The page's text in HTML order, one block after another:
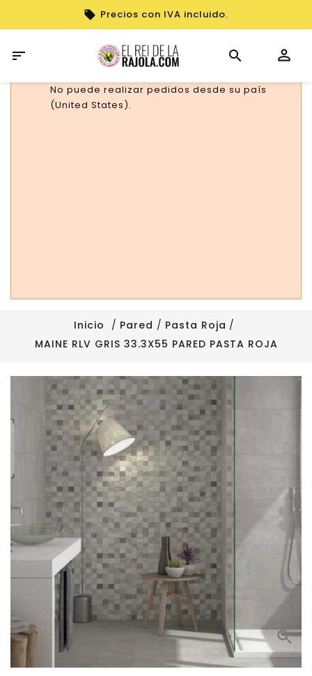
Precios con IVA incluido.

No puede realizar pedidos desde su país
(United States).
Inicio Pared
Pasta Roja
MAINE RLV GRIS 33.3X55 PARED PASTA ROJA
search